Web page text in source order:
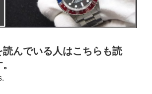
読んでいる人はこちらも読